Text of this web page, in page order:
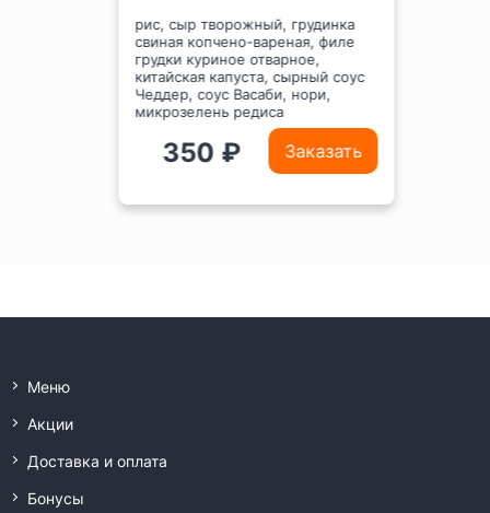
рис, сыр творожный, грудинка
свиная копчено-вареная, филе
грудки куриное отварное,
китайская капуста, сырный соус
Чеддер, соус Васаби, нори,
микрозелень редиса
350 ₽ Заказать
Меню
Акции
Доставка и оплата
Бонусы